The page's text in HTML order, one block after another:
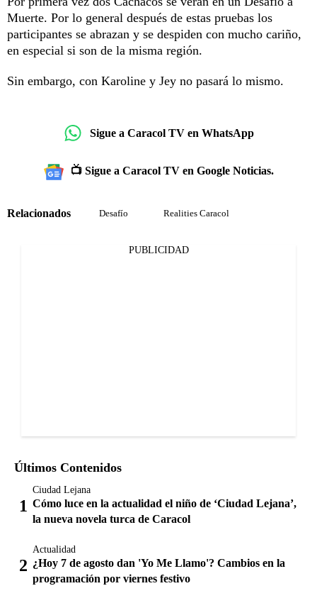
Muerte. Por lo general después de estas pruebas los
participantes se abrazan y se despiden con mucho cariño,
en especial si son de la misma región.
Sin embargo, con Karoline y Jey no pasará lo mismo.
Sigue a Caracol TV en WhatsApp
📺 Sigue a Caracol TV en Google Noticias.
Relacionados Desafío Realities Caracol
PUBLICIDAD
Últimos Contenidos
Ciudad Lejana
Cómo luce en la actualidad el niño de ‘Ciudad Lejana’,
la nueva novela turca de Caracol
Actualidad
¿Hoy 7 de agosto dan 'Yo Me Llamo'? Cambios en la
programación por viernes festivo